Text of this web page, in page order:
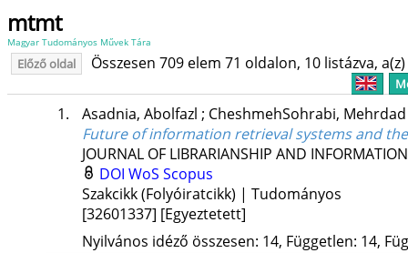
mtmt
Magyar Tudományos Művek Tára
Előző oldal Összesen 709 elem 71 oldalon, 10 listázva,
1. Asadnia, Abolfazl ; CheshmehSohrabi,
Future of information retrieval systems and
JOURNAL OF LIBRARIANSHIP AND
DOI WoS Scopus
Szakcikk (Folyóiratcikk) | Tudományos
[32601337] [Egyeztetett]
Nyilvános idéző összesen: 14, Független: 14,